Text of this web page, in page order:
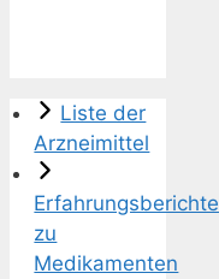
Liste der
Arzneimittel
Erfahrungsberichte
zu
Medikamenten